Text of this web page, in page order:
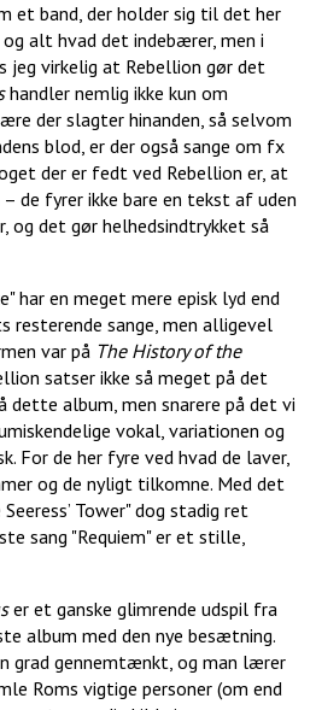
et band, der holder sig til det her
alt hvad det indebærer, men i
jeg virkelig at Rebellion gør det
handler nemlig ikke kun om
der slagter hinanden, så selvom
blod, er der også sange om fx
der er fedt ved Rebellion er, at
de fyrer ikke bare en tekst af uden
og det gør helhedsindtrykket så
har en meget mere episk lyd end
sange, men alligevel
var på The History of the
satser ikke så meget på det
dette album, men snarere på det vi
vokal, variationen og
For de her fyre ved hvad de laver,
og de nyligt tilkomne. Med det
Tower" dog stadig ret
sang "Requiem" er et stille,
er et ganske glimrende udspil fra
album med den nye besætning.
grad gennemtænkt, og man lærer
Roms vigtige personer (om end